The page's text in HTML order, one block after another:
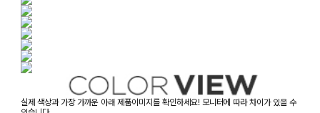
실제 색상과 가장 가까운 아래 제품이미지를 확인하세요! 모니터에 따라 차이가 있을 수